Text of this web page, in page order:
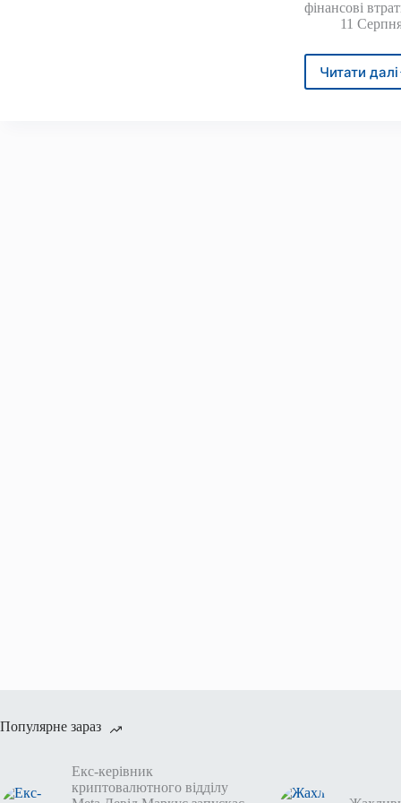
фінансові
11
Читати далі
Популярне зараз
Екс-керівник
криптовалютного відділу